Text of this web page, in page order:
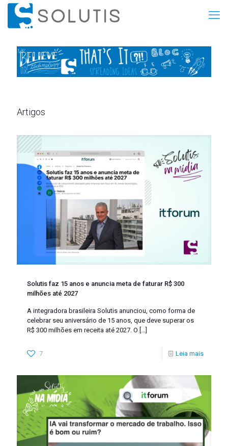
Artigos
Solutis faz 15 anos e anuncia meta de faturar R$ 300
milhões até 2027
A integradora brasileira Solutis anunciou, como forma de
celebrar seu aniversário de 15 anos, que deve superar os
R$ 300 milhões em receita até 2027. O […]
7 Leia mais